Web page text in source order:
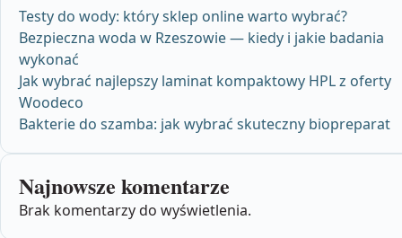
Testy do wody: który sklep online warto wybrać?
Bezpieczna woda w Rzeszowie — kiedy i jakie badania
wykonać
Jak wybrać najlepszy laminat kompaktowy HPL z oferty
Woodeco
Bakterie do szamba: jak wybrać skuteczny biopreparat
Najnowsze komentarze
Brak komentarzy do wyświetlenia.